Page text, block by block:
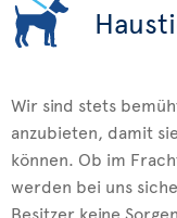
Wir sind stets
anzubieten, damit
können. Ob im
werden bei uns
Besitzer keine